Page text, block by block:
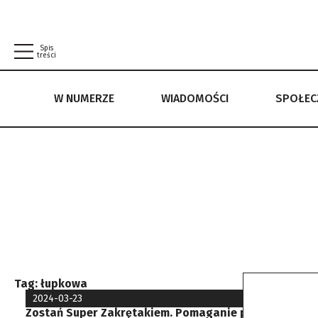
Spis
treści
W NUMERZE WIADOMOŚCI
W NUMERZE WIADOMOŚCI SPOŁECZEŃSTWO
Tag: łupkowa
2024-03-23
Zostań Super Zakrętakiem. Pomaganie przez